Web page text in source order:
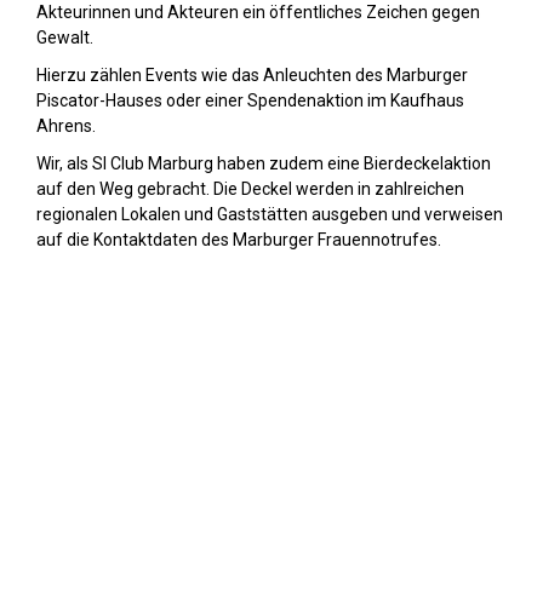
Akteurinnen und Akteuren ein öffentliches Zeichen gegen
Gewalt.
Hierzu zählen Events wie das Anleuchten des Marburger
Piscator-Hauses oder einer Spendenaktion im Kaufhaus
Ahrens.
Wir, als SI Club Marburg haben zudem eine Bierdeckelaktion
auf den Weg gebracht. Die Deckel werden in zahlreichen
regionalen Lokalen und Gaststätten ausgeben und verweisen
auf die Kontaktdaten des Marburger Frauennotrufes.